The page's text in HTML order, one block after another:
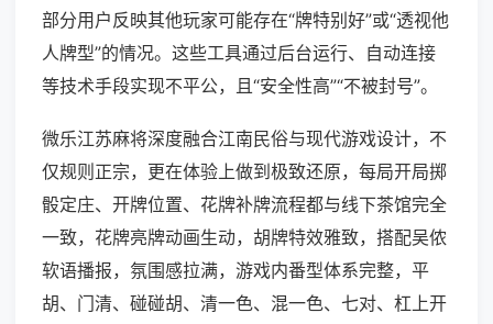
部分用户反映其他玩家可能存在“牌特别好”或“透视他
人牌型”的情况。这些工具通过后台运行、自动连接
等技术手段实现不平公，且“安全性高”“不被封号”。
微乐江苏麻将深度融合江南民俗与现代游戏设计，不
仅规则正宗，更在体验上做到极致还原，每局开局掷
骰定庄、开牌位置、花牌补牌流程都与线下茶馆完全
一致，花牌亮牌动画生动，胡牌特效雅致，搭配吴侬
软语播报，氛围感拉满，游戏内番型体系完整，平
胡、门清、碰碰胡、清一色、混一色、七对、杠上开